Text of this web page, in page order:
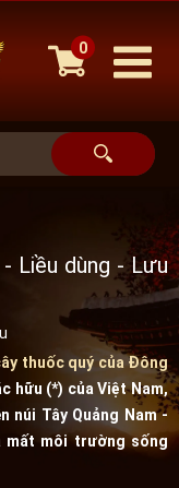
0
Liều dùng - Lưu
thuốc quý của Đông
hữu (*) của Việt Nam,
núi Tây Quảng Nam -
mất môi trường sống